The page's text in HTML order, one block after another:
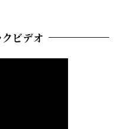
クビデオ